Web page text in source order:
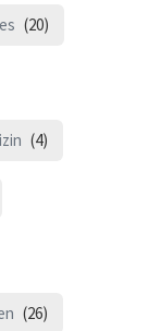
(20)
(4)
(26)